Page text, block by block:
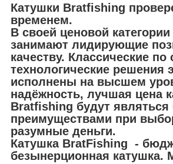
Катушки Bratfishing
временем.
В своей ценовой
занимают лидирующие
качеству. Классические по
технологические решения
исполнены на высшем
надёжность, лучшая цена
Bratfishing будут
преимуществами при
разумные деньги.
Катушка BratFishing -
безынерционная